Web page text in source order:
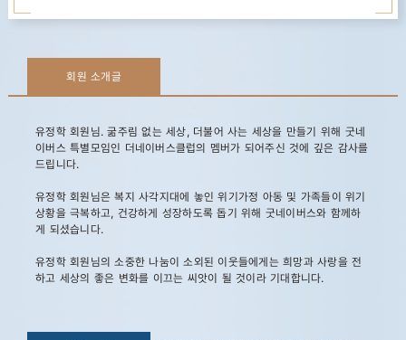
회원 소개글
유정학 회원님. 굶주림 없는 세상, 더불어 사는 세상을 만들기 위해 굿네
이버스 특별모임인 더네이버스클럽의 멤버가 되어주신 것에 깊은 감사를
드립니다.
유정학 회원님은 복지 사각지대에 놓인 위기가정 아동 및 가족들이 위기
상황을 극복하고, 건강하게 성장하도록 돕기 위해 굿네이버스와 함께하
게 되셨습니다.
유정학 회원님의 소중한 나눔이 소외된 이웃들에게는 희망과 사랑을 전
하고 세상의 좋은 변화를 이끄는 씨앗이 될 것이라 기대합니다.